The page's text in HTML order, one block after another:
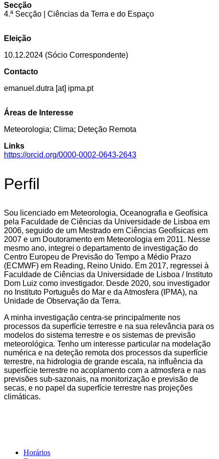
Secção
4.ª Secção | Ciências da Terra e do Espaço
Eleição
10.12.2024 (Sócio Correspondente)
Contacto
emanuel.dutra [at] ipma.pt
Áreas de Interesse
Meteorologia; Clima; Deteção Remota
Links
https://orcid.org/0000-0002-0643-2643
Perfil
Sou licenciado em Meteorologia, Oceanografia e Geofísica
pela Faculdade de Ciências da Universidade de Lisboa em
2006, seguido de um Mestrado em Ciências Geofísicas em
2007 e um Doutoramento em Meteorologia em 2011. Nesse
mesmo ano, integrei o departamento de investigação do
Centro Europeu de Previsão do Tempo a Médio Prazo
(ECMWF) em Reading, Reino Unido. Em 2017, regressei à
Faculdade de Ciências da Universidade de Lisboa / Instituto
Dom Luiz como investigador. Desde 2020, sou investigador
no Instituto Português do Mar e da Atmosfera (IPMA), na
Unidade de Observação da Terra.
A minha investigação centra-se principalmente nos
processos da superfície terrestre e na sua relevância para os
modelos do sistema terrestre e os sistemas de previsão
meteorológica. Tenho um interesse particular na modelação
numérica e na deteção remota dos processos da superfície
terrestre, na hidrologia de grande escala, na influência da
superfície terrestre no acoplamento com a atmosfera e nas
previsões sub-sazonais, na monitorização e previsão de
secas, e no papel da superfície terrestre nas projeções
climáticas.
Horários